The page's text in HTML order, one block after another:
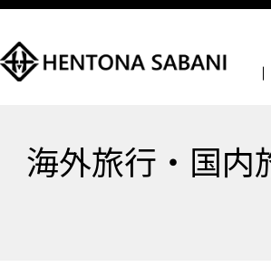
海外旅行・国内